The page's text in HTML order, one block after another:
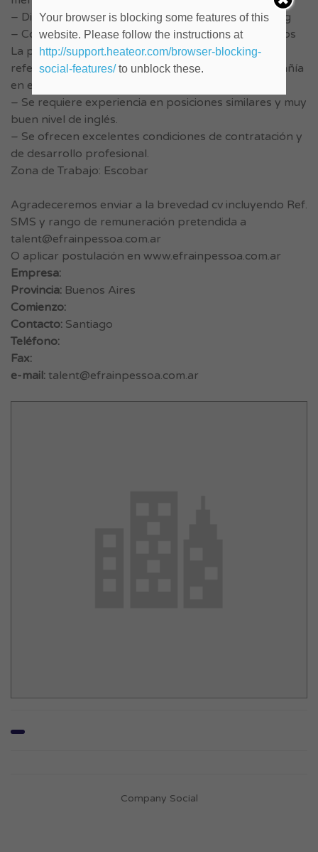
– Diseñar e implementar el Plan Anual de Marketing
– Colaborar con el lanzamiento de nuevos productos
La posición implica el desafío de convertirse en el
referente de los asuntos de Marketing de la Compañía
en el País.
– Se requiere experiencia en posiciones similares y muy
buen nivel de inglés.
– Se ofrecen excelentes condiciones de contratación y
de desarrollo profesional.
Zona de Trabajo: Escobar
Agradeceremos enviar a la brevedad cv incluyendo Ref.
SMS y rango de remuneración pretendida a
talent@efrainpessoa.com.ar
O aplicar postulación en www.efrainpessoa.com.ar
Empresa:
Provincia: Buenos Aires
Comienzo:
Contacto: Santiago
Teléfono:
Fax:
e-mail: talent@efrainpessoa.com.ar
Company Social
Your browser is blocking some features of this
website. Please follow the instructions at
http://support.heateor.com/browser-blocking-
social-features/to unblock these.